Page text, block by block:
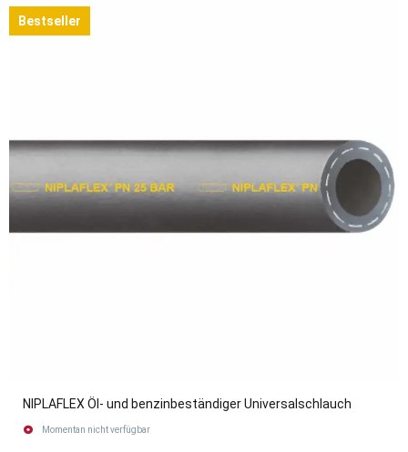
Bestseller
NIPLAFLEX Öl- und benzinbeständiger Universalschlauch
Momentan nicht verfügbar